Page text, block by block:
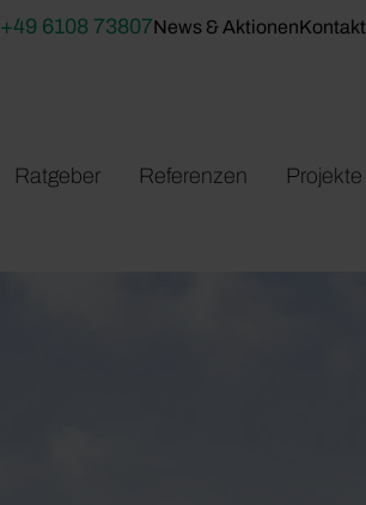
+49 6108 73807News & AktionenKontakt
Ratgeber Referenzen Projekte